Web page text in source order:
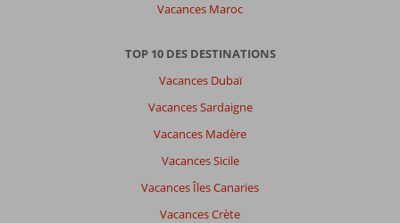
Vacances Maroc
TOP 10 DES DESTINATIONS
Vacances Dubaï
Vacances Sardaigne
Vacances Madère
Vacances Sicile
Vacances Îles Canaries
Vacances Crète